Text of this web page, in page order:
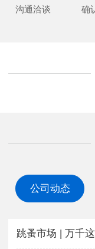
沟通洽谈 确
公司动态
跳蚤市场 | 万千